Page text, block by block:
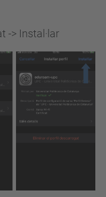
-> Instal·lar